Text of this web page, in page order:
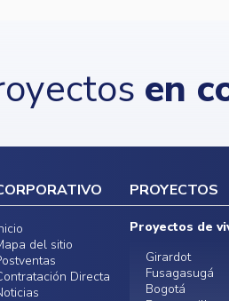
en
del sitio
Directa
PROYECTOS
Proyectos de
Girardot
Fusagasugá
Bogotá